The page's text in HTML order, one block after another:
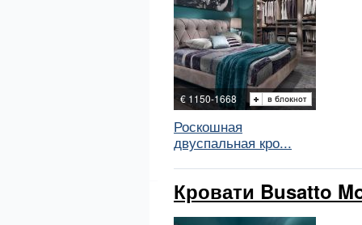
€ 1150-1668
Роскошная
двуспальная кро...
Кровати Busatto